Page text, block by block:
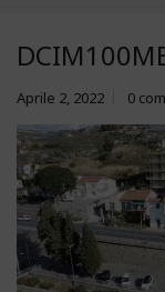
Aprile 2, 2022 0